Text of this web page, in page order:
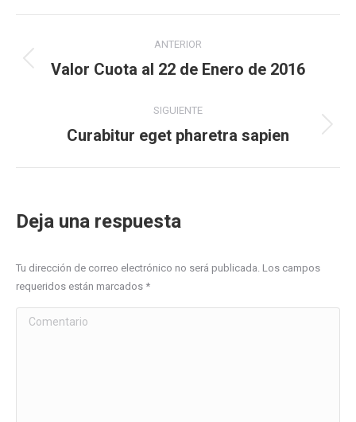
entre
publicaciones
ANTERIOR
Publicación
Valor Cuota al 22 de Enero de 2016
SIGUIENTE
Publicación
Curabitur eget pharetra sapien
Deja una respuesta
Tu dirección de correo electrónico no será publicada. Los campos
requeridos están marcados *
Comentario